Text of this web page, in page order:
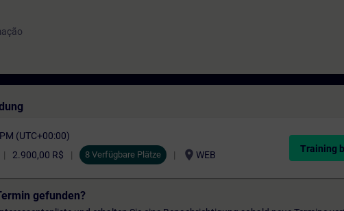
(UTC+00:00)
2.900,00 R$ 8 Verfügbare Plätze location_on WEB
Training
gefunden?